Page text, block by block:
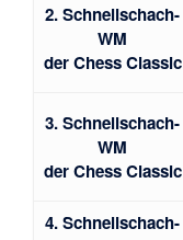
2. Schnellschach-
WM
der Chess Classic
3. Schnellschach-
WM
der Chess Classic
4. Schnellschach-